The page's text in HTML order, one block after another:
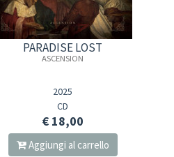
LOST
al carrello
Caveper essere sempre informato